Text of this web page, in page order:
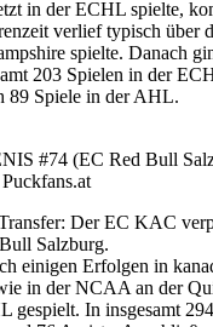
in der ECHL spielte,
verlief typisch
spielte. Danach
203 Spielen in der
89 Spiele in der AHL.
#74 (EC Red Bull
Der EC KAC
Salzburg.
einigen Erfolgen in
in der NCAA an der
gespielt. In insgesamt